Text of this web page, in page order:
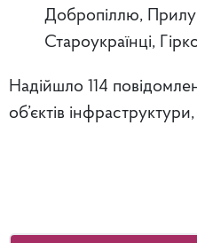
Добропіллю,
Староукраїнці,
Надійшло 114
об’єктів